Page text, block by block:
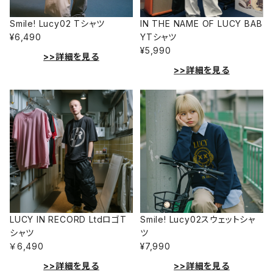
Smile! Lucy02 Tシャツ
¥6,490
>>詳細を見る
IN THE NAME OF LUCY BAB
YTシャツ
¥5,990
>>詳細を見る
LUCY IN RECORD LtdロゴT
シャツ
￥6,490
>>詳細を見る
Smile! Lucy02スウェットシャ
ツ
¥7,990
>>詳細を見る